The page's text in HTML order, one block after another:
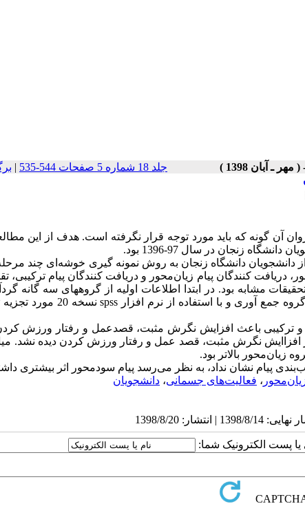
جلد 18 شماره 5 صفحات 544-535 |
آن گونه که باید مورد توجه قرار نگرفته است. هدف از این
زنجان در سال 97-1396 بود.
یک مطالعه مداخله‌ای بود. که 90 نفر از دانشجویان دانشگاه زنجان به روش نمونه گیری خوشه‌ای چند
کنندگان پیام زیان‌محور و دریافت کنندگان پیام ترکیبی،
مشابه بود. در ابتدا اطلاعات اولیه از گروههای سه گانه
spss
نسخه 20 مورد
و ترکیبی باعث افزایش نگرش مثبت، قصدعمل و رفتار ورزش
افزاایش نگرش مثبت، قصد عمل و رفتار ورزش کردن دیده نشد.
بالاتر بود.
پیام نشان نداد، به نظر می‌رسد پیام سودمحور اثر بیشتری
، فعالیت‌های جسمانی، دانشجویان
یا پست الکترونیک شما: